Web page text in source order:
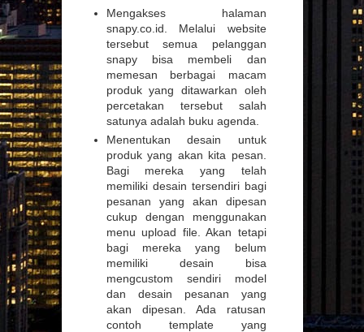
Mengakses halaman
snapy.co.id. Melalui website
tersebut semua pelanggan
snapy bisa membeli dan
memesan berbagai macam
produk yang ditawarkan oleh
percetakan tersebut salah
satunya adalah buku agenda.
Menentukan desain untuk
produk yang akan kita pesan.
Bagi mereka yang telah
memiliki desain tersendiri bagi
pesanan yang akan dipesan
cukup dengan menggunakan
menu upload file. Akan tetapi
bagi mereka yang belum
memiliki desain bisa
mengcustom sendiri model
dan desain pesanan yang
akan dipesan. Ada ratusan
contoh template yang